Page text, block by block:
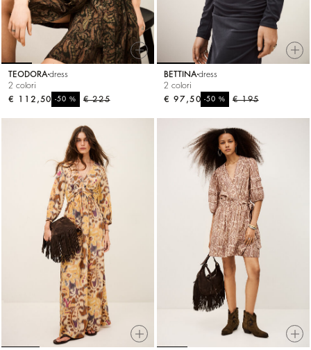
TEODORA dress
2 colori
€ 225
-50%
€ 112,50
BETTINA dress
2 colori
€ 195
-50%
€ 97,50